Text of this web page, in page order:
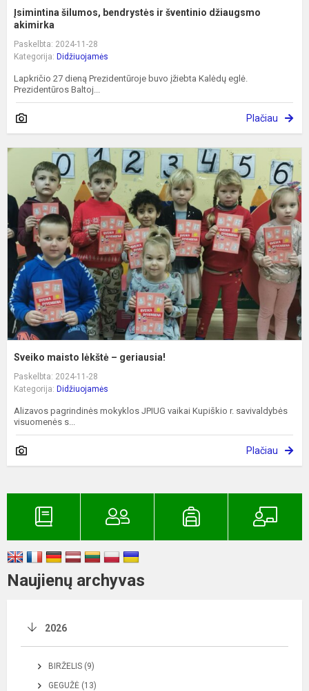
Įsimintina šilumos, bendrystės ir šventinio džiaugsmo
akimirka
Paskelbta: 2024-11-28
Kategorija: Didžiuojamės
Lapkričio 27 dieną Prezidentūroje buvo įžiebta Kalėdų eglė.
Prezidentūros Baltoj...
Plačiau
Sveiko maisto lėkštė – geriausia!
Paskelbta: 2024-11-28
Kategorija: Didžiuojamės
Alizavos pagrindinės mokyklos JPIUG vaikai Kupiškio r. savivaldybės
visuomenės s...
Plačiau
Naujienų archyvas
2026
BIRŽELIS (9)
GEGUŽĖ (13)